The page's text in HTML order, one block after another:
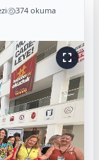
374 okuma